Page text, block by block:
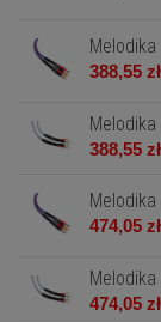
388,55 zł
388,55 zł
474,05 zł
474,05 zł